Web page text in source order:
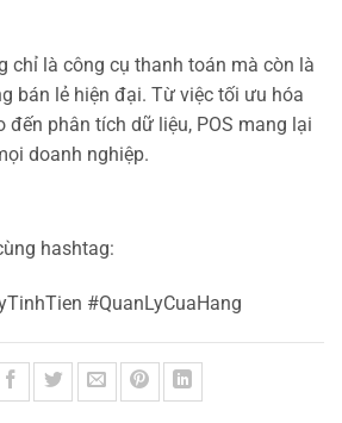
chỉ là công cụ thanh toán mà còn là
bán lẻ hiện đại. Từ việc tối ưu hóa
đến phân tích dữ liệu, POS mang lại
doanh nghiệp.
hashtag:
#QuanLyCuaHang